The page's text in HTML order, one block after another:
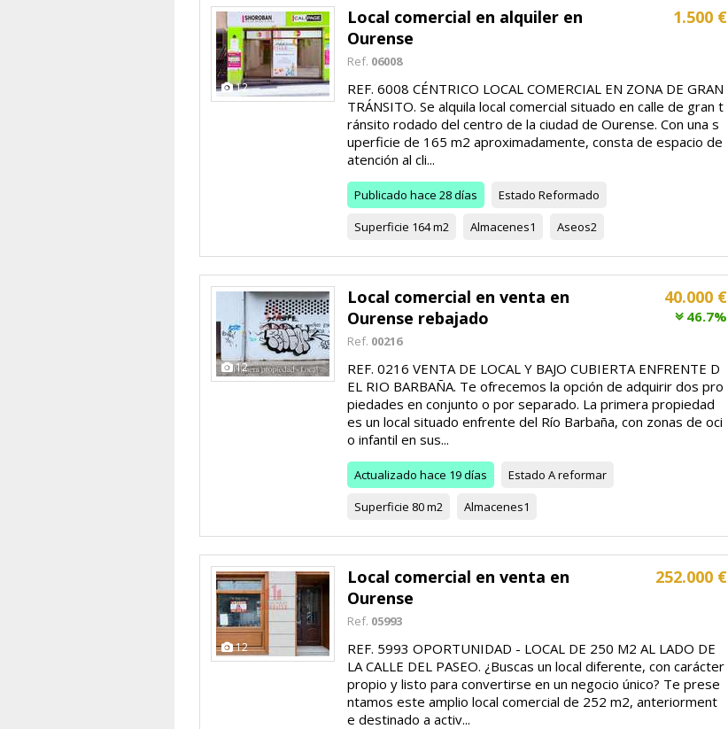
12
1.500 €
Local comercial en alquiler en
Ourense
Ref. 06008
REF. 6008 CÉNTRICO LOCAL COMERCIAL EN ZONA DE GRAN
TRÁNSITO. Se alquila local comercial situado en calle de gran t
ránsito rodado del centro de la ciudad de Ourense. Con una s
uperficie de 165 m2 aproximadamente, consta de espacio de
atención al cli...
Publicado hace 28 días Estado Reformado
Superficie 164 m2 Almacenes1 Aseos2
12
40.000 €
46.7%
Local comercial en venta en
Ourense rebajado
Ref. 00216
REF. 0216 VENTA DE LOCAL Y BAJO CUBIERTA ENFRENTE D
EL RIO BARBAÑA. Te ofrecemos la opción de adquirir dos pro
piedades en conjunto o por separado. La primera propiedad
es un local situado enfrente del Río Barbaña, con zonas de oci
o infantil en sus...
Actualizado hace 19 días Estado A reformar
Superficie 80 m2 Almacenes1
12
252.000 €
Local comercial en venta en
Ourense
Ref. 05993
REF. 5993 OPORTUNIDAD - LOCAL DE 250 M2 AL LADO DE
LA CALLE DEL PASEO. ¿Buscas un local diferente, con carácter
propio y listo para convertirse en un negocio único? Te prese
ntamos este amplio local comercial de 252 m2, anteriorment
e destinado a activ...